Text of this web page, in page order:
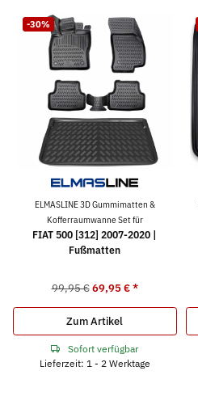
-30%
ELMASLINE 3D Gummimatten &
Kofferraumwanne Set für
FIAT 500 [312] 2007-2020 |
Fußmatten
99,95 € 69,95 €*
Zum Artikel
Sofort verfügbar
Lieferzeit: 1 - 2 Werktage